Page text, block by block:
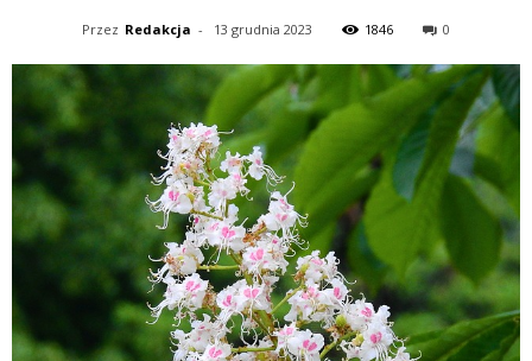
Przez Redakcja - 13 grudnia 2023 1846 0